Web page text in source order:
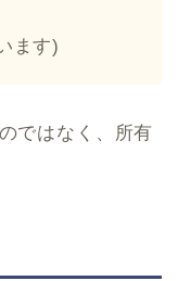
ます)
ではなく、所有